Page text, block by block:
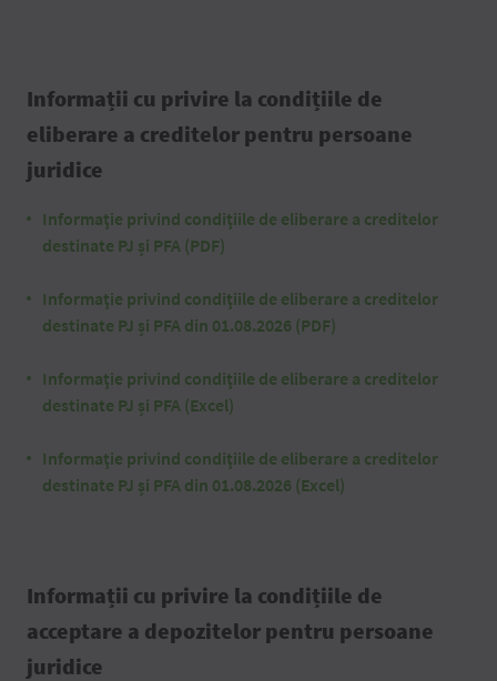
Informații cu privire la condițiile de
eliberare a creditelor pentru persoane
juridice
Informaţie privind condiţiile de eliberare a creditelor
destinate PJ și PFA (PDF)
Informaţie privind condiţiile de eliberare a creditelor
destinate PJ și PFA din 01.08.2026 (PDF)
Informaţie privind condiţiile de eliberare a creditelor
destinate PJ și PFA (Excel)
Informaţie privind condiţiile de eliberare a creditelor
destinate PJ și PFA din 01.08.2026 (Excel)
Informații cu privire la condițiile de
acceptare a depozitelor pentru persoane
juridice